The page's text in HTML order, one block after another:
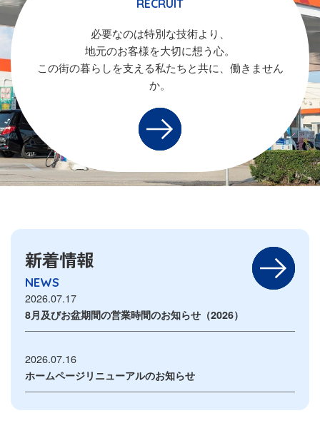
RECRUIT
必要なのは特別な技術より、
地元のお客様を大切に想う心。
この街の暮らしを支える私たちと共に、働きません
か。
新着情報
NEWS
2026.07.17
8月及びお盆期間の営業時間のお知らせ（2026）
2026.07.16
ホームページリニューアルのお知らせ